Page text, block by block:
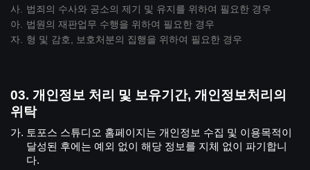
법죄의 수사와 공소의 제기 및 유지를 위하여 필요한 경우
법원의 재판업무 수행을 위하여 필요한 경우
형 및 감호, 보호처분의 집행을 위하여 필요한 경우
개인정보 처리 및 보유기간, 개인정보처리의
위탁
토포스 스튜디오 홈페이지는 개인정보 수집 및 이용목적이
달성된 후에는 예외 없이 해당 정보를 지체 없이 파기합니
다.